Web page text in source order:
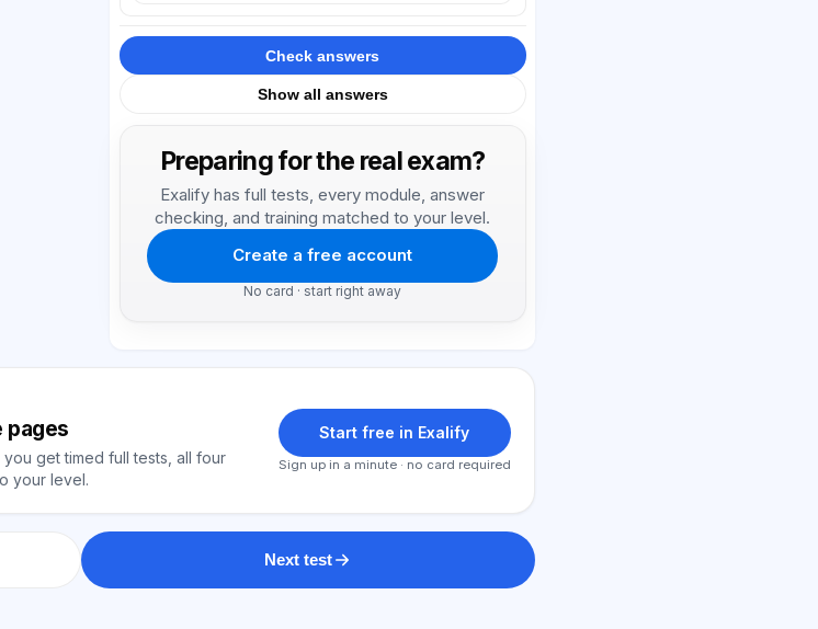
Check answers
Show all answers
Preparing for the real exam?
Exalify has full tests, every module, answer
checking, and training matched to your level.
Create a free account
No card · start right away
pages
get timed full tests, all four
your level.
Start free in Exalify
Sign up in a minute · no card required
Next test